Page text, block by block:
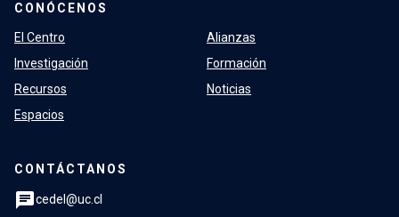
CONÓCENOS
El Centro
Investigación
Recursos
Espacios
Alianzas
Formación
Noticias
CONTÁCTANOS
chatcedel@uc.cl